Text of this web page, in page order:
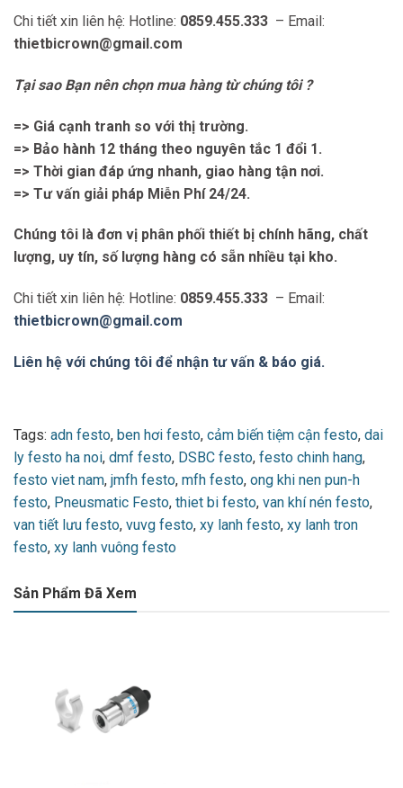
Chi tiết xin liên hệ: Hotline: 0859.455.333 – Email:
thietbicrown@gmail.com
Tại sao Bạn nên chọn mua hàng từ chúng tôi ?
=> Giá cạnh tranh so với thị trường.
=> Bảo hành 12 tháng theo nguyên tắc 1 đổi 1.
=> Thời gian đáp ứng nhanh, giao hàng tận nơi.
=> Tư vấn giải pháp Miễn Phí 24/24.
Chúng tôi là đơn vị phân phối thiết bị chính hãng, chất
lượng, uy tín, số lượng hàng có sẵn nhiều tại kho.
Chi tiết xin liên hệ: Hotline: 0859.455.333 – Email:
thietbicrown@gmail.com
Liên hệ với chúng tôi để nhận tư vấn & báo giá.
Tags: adn festo, ben hơi festo, cảm biến tiệm cận festo, dai
ly festo ha noi, dmf festo, DSBC festo, festo chinh hang,
festo viet nam, jmfh festo, mfh festo, ong khi nen pun-h
festo, Pneusmatic Festo, thiet bi festo, van khí nén festo,
van tiết lưu festo, vuvg festo, xy lanh festo, xy lanh tron
festo, xy lanh vuông festo
Sản Phẩm Đã Xem